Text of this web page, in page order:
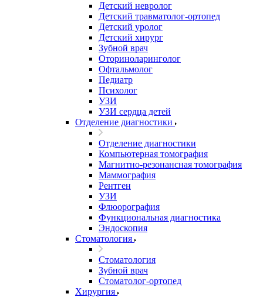
Детский невролог
Детский травматолог-ортопед
Детский уролог
Детский хирург
Зубной врач
Оториноларинголог
Офтальмолог
Педиатр
Психолог
УЗИ
УЗИ сердца детей
Отделение диагностики
Отделение диагностики
Компьютерная томография
Магнитно-резонансная томография
Маммография
Рентген
УЗИ
Флюорография
Функциональная диагностика
Эндоскопия
Стоматология
Стоматология
Зубной врач
Стоматолог-ортопед
Хирургия